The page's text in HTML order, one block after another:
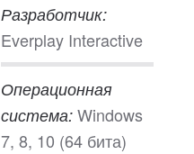
Разработчик:
Everplay Interactive
Операционная
система: Windows
7, 8, 10 (64 бита)